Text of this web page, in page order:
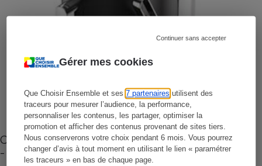
Gérer mes cookies
Que Choisir Ensemble et ses7 partenaires utilisent des
traceurs pour mesurer l’audience, la performance,
personnaliser les contenus, les partager, optimiser la
promotion et afficher des contenus provenant de sites tiers.
Nous conserverons votre choix pendant 6 mois. Vous pourrez
changer d’avis à tout moment en utilisant le lien « paramétrer
les traceurs » en bas de chaque page.
Continuer sans accepter
Cafetière à capsules zéro déchet CoffeeB (vidéo)
- Premières impressions